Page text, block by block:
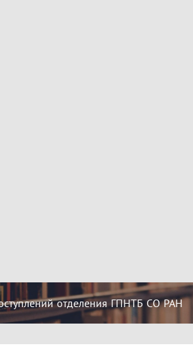
отделения ГПНТБ СО РАН